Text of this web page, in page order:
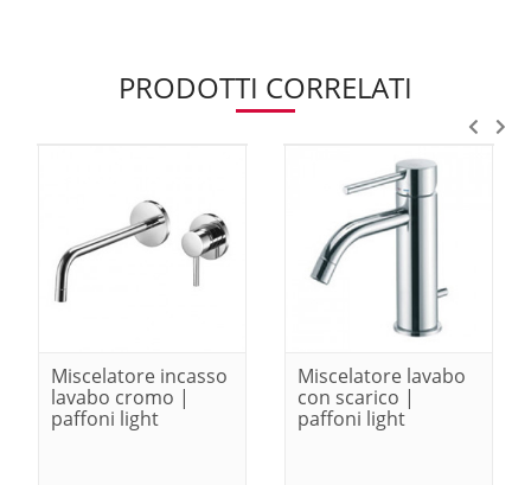
PRODOTTI CORRELATI
Miscelatore incasso
lavabo cromo |
paffoni light
Miscelatore lavabo
con scarico |
paffoni light